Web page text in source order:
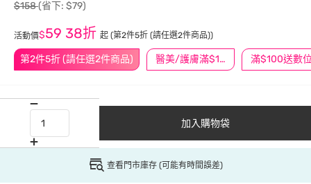
第2件5折 (請任選2件商品) 醫美/護膚滿$1200送$200
$158(省下: $79)
活動價$59 38折 起 (第2件5折 (請任選2件商品))
加入購物袋
查看門市庫存 (可能有時間誤差)